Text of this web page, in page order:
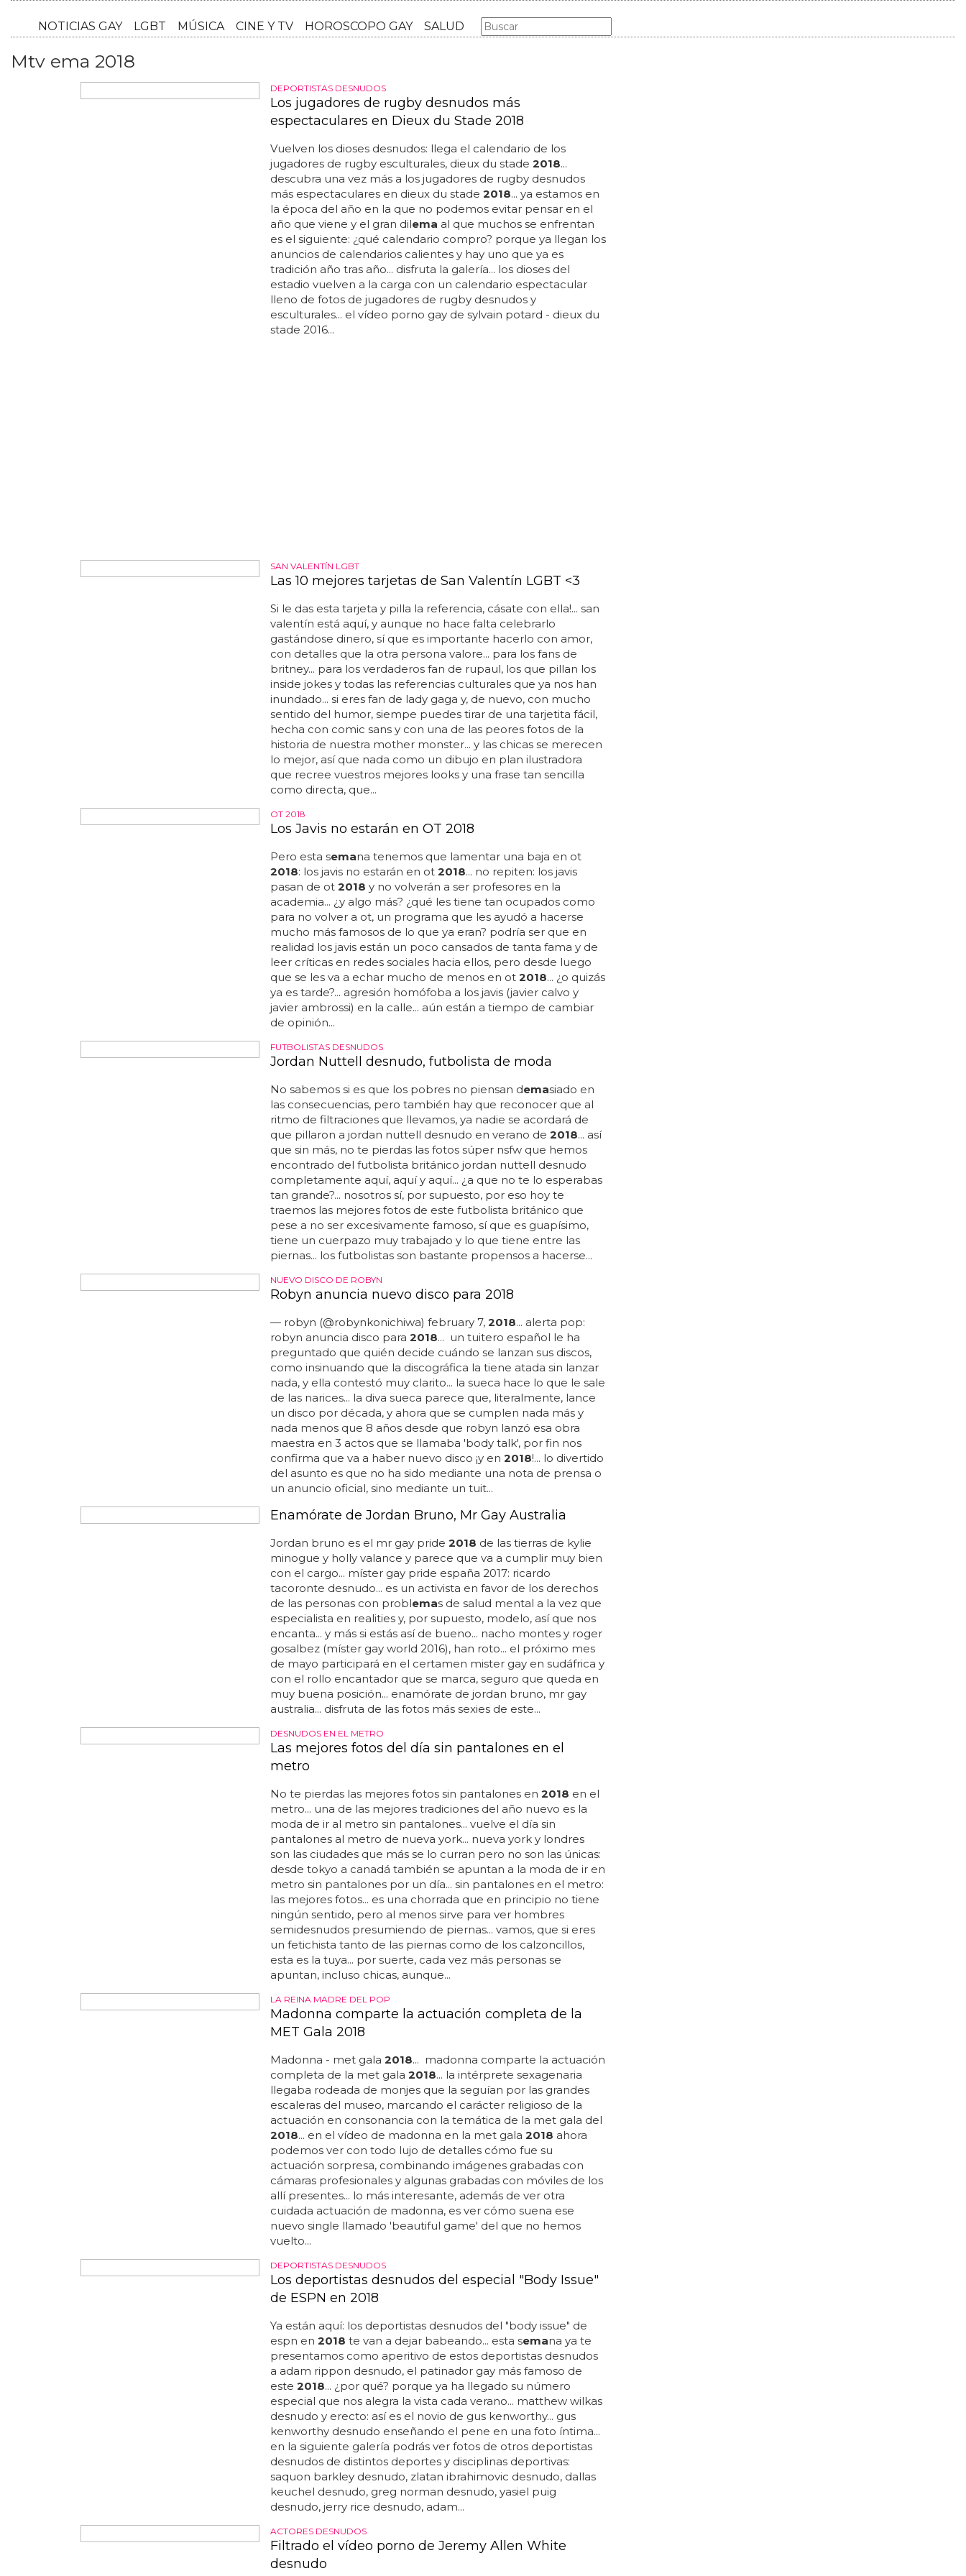
NOTICIAS GAY LGBT MÚSICA CINE Y TV
Mtv ema 2018
DEPORTISTAS DESNUDOS
Los jugadores de rugby desnudos más
Vuelven los dioses desnudos: llega el calendario de los
jugadores de rugby esculturales, dieux du stade 2018...
descubra una vez más a los jugadores de rugby desnudos
más espectaculares en dieux du stade2018... ya estamos en
la época del año en la que no podemos evitar pensar en el
año que viene y el gran dilemaal que muchos se enfrentan
es el siguiente: ¿qué calendario compro? porque ya llegan los
anuncios de calendarios calientes y hay uno que ya es
tradición año tras año... disfruta la galería... los dioses del
estadio vuelven a la carga con un calendario espectacular
lleno de fotos de jugadores de rugby desnudos y
esculturales... el vídeo porno gay de sylvain potard - dieux du
SAN VALENTÍN LGBT
Si le das esta tarjeta y pilla la referencia, cásate con ella!... san
valentín está aquí, y aunque no hace falta celebrarlo
gastándose dinero, sí que es importante hacerlo con amor,
con detalles que la otra persona valore... para los fans de
britney... para los verdaderos fan de rupaul, los que pillan los
inside jokes y todas las referencias culturales que ya nos han
inundado... si eres fan de lady gaga y, de nuevo, con mucho
sentido del humor, siempe puedes tirar de una tarjetita fácil,
hecha con comic sans y con una de las peores fotos de la
historia de nuestra mother monster... y las chicas se merecen
lo mejor, así que nada como un dibujo en plan ilustradora
que recree vuestros mejores looks y una frase tan sencilla
OT 2018
Pero esta semana tenemos que lamentar una baja en ot
2018: los javis no estarán en ot2018... no repiten: los javis
pasan de ot2018y no volverán a ser profesores en la
academia... ¿y algo más? ¿qué les tiene tan ocupados como
para no volver a ot, un programa que les ayudó a hacerse
mucho más famosos de lo que ya eran? podría ser que en
realidad los javis están un poco cansados de tanta fama y de
leer críticas en redes sociales hacia ellos, pero desde luego
que se les va a echar mucho de menos en ot2018... ¿o quizás
ya es tarde?... agresión homófoba a los javis (javier calvo y
javier ambrossi) en la calle... aún están a tiempo de cambiar
FUTBOLISTAS DESNUDOS
No sabemos si es que los pobres no piensan demasiado en
las consecuencias, pero también hay que reconocer que al
ritmo de filtraciones que llevamos, ya nadie se acordará de
que pillaron a jordan nuttell desnudo en verano de 2018... así
que sin más, no te pierdas las fotos súper nsfw que hemos
encontrado del futbolista británico jordan nuttell desnudo
completamente aquí, aquí y aquí... ¿a que no te lo esperabas
tan grande?... nosotros sí, por supuesto, por eso hoy te
traemos las mejores fotos de este futbolista británico que
pese a no ser excesivamente famoso, sí que es guapísimo,
tiene un cuerpazo muy trabajado y lo que tiene entre las
NUEVO DISCO DE ROBYN
— robyn (@robynkonichiwa) february 7,2018... alerta pop:
robyn anuncia disco para2018 ... un tuitero español le ha
preguntado que quién decide cuándo se lanzan sus discos,
como insinuando que la discográfica la tiene atada sin lanzar
nada, y ella contestó muy clarito... la sueca hace lo que le sale
de las narices... la diva sueca parece que, literalmente, lance
un disco por década, y ahora que se cumplen nada más y
nada menos que 8 años desde que robyn lanzó esa obra
maestra en 3 actos que se llamaba 'body talk', por fin nos
confirma que va a haber nuevo disco ¡y en2018!... lo divertido
del asunto es que no ha sido mediante una nota de prensa o
Jordan bruno es el mr gay pride2018de las tierras de kylie
minogue y holly valance y parece que va a cumplir muy bien
con el cargo... míster gay pride españa 2017: ricardo
tacoronte desnudo... es un activista en favor de los derechos
de las personas con problemas de salud mental a la vez que
especialista en realities y, por supuesto, modelo, así que nos
encanta... y más si estás así de bueno... nacho montes y roger
gosalbez (míster gay world 2016), han roto... el próximo mes
de mayo participará en el certamen mister gay en sudáfrica y
con el rollo encantador que se marca, seguro que queda en
muy buena posición... enamórate de jordan bruno, mr gay
DESNUDOS EN EL METRO
Las mejores fotos del día sin pantalones en el
No te pierdas las mejores fotos sin pantalones en2018en el
metro... una de las mejores tradiciones del año nuevo es la
moda de ir al metro sin pantalones... vuelve el día sin
pantalones al metro de nueva york... nueva york y londres
son las ciudades que más se lo curran pero no son las únicas:
desde tokyo a canadá también se apuntan a la moda de ir en
metro sin pantalones por un día... sin pantalones en el metro:
las mejores fotos... es una chorrada que en principio no tiene
ningún sentido, pero al menos sirve para ver hombres
semidesnudos presumiendo de piernas... vamos, que si eres
un fetichista tanto de las piernas como de los calzoncillos,
esta es la tuya... por suerte, cada vez más personas se
LA REINA MADRE DEL POP
Madonna comparte la actuación completa de la
Madonna - met gala2018... madonna comparte la actuación
completa de la met gala2018... la intérprete sexagenaria
llegaba rodeada de monjes que la seguían por las grandes
escaleras del museo, marcando el carácter religioso de la
actuación en consonancia con la temática de la met gala del
2018... en el vídeo de madonna en la met gala2018
podemos ver con todo lujo de detalles cómo fue su
actuación sorpresa, combinando imágenes grabadas con
cámaras profesionales y algunas grabadas con móviles de los
allí presentes... lo más interesante, además de ver otra
cuidada actuación de madonna, es ver cómo suena ese
nuevo single llamado 'beautiful game' del que no hemos
DEPORTISTAS DESNUDOS
Los deportistas desnudos del especial "Body Issue"
Ya están aquí: los deportistas desnudos del "body issue" de
espn en2018 te van a dejar babeando... esta semana ya te
presentamos como aperitivo de estos deportistas desnudos
a adam rippon desnudo, el patinador gay más famoso de
este2018... ¿por qué? porque ya ha llegado su número
especial que nos alegra la vista cada verano... matthew wilkas
desnudo y erecto: así es el novio de gus kenworthy... gus
kenworthy desnudo enseñando el pene en una foto íntima...
en la siguiente galería podrás ver fotos de otros deportistas
desnudos de distintos deportes y disciplinas deportivas:
saquon barkley desnudo, zlatan ibrahimovic desnudo, dallas
keuchel desnudo, greg norman desnudo, yasiel puig
ACTORES DESNUDOS
Filtrado el vídeo porno de Jeremy Allen White